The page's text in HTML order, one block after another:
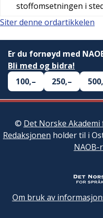
stoffomsetningen i
Siter denne ordartikkelen
Er du fornøyd med
Bli med og bidra!
100,–
250,–
© Det Norske
Redaksjonen holder til i
NAOB-
Om bruk av